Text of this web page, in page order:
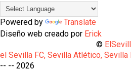
Powered by
Translate
Diseño web creado por Erick
©
el Sevilla FC, Sevilla Atlético, Sevilla
-- -- 2026